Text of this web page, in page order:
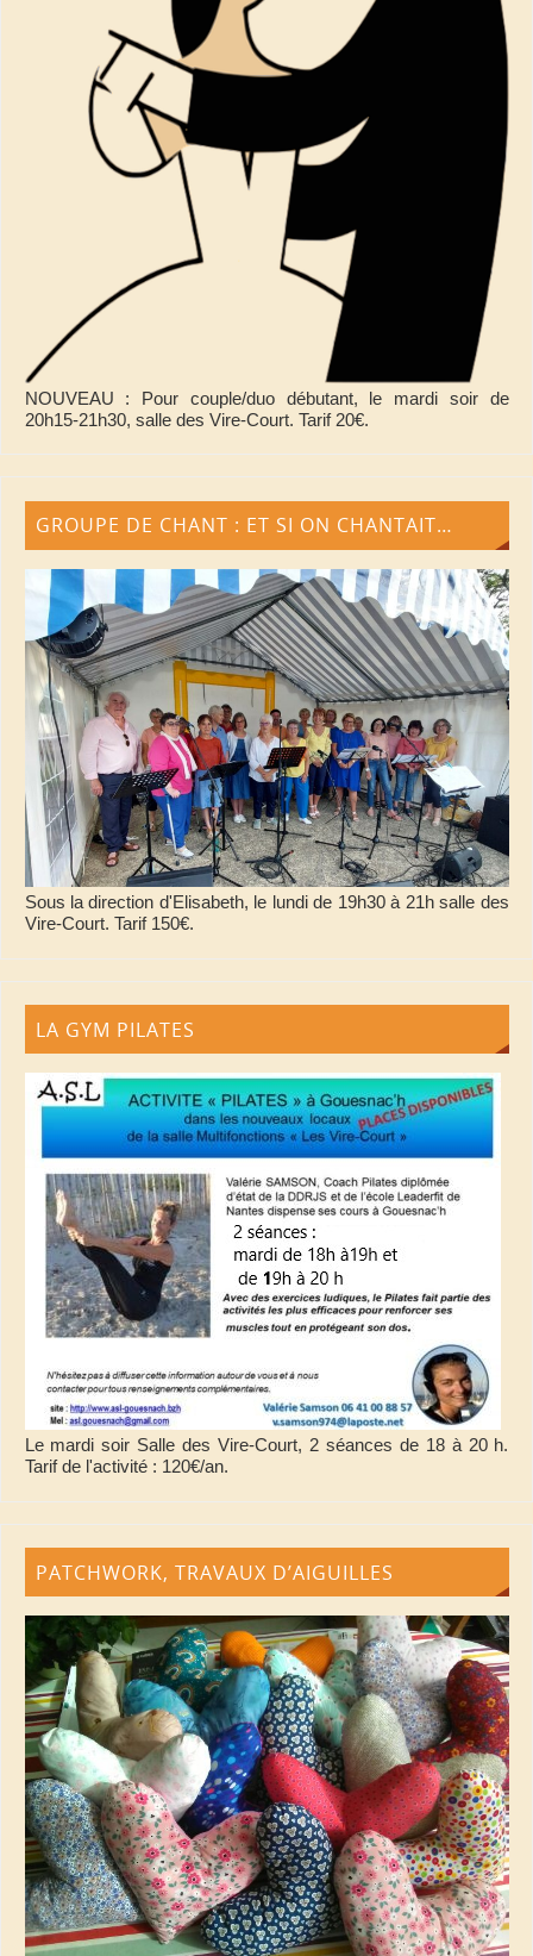
NOUVEAU : Pour couple/duo débutant, le mardi soir de
20h15-21h30, salle des Vire-Court. Tarif 20€.
GROUPE DE CHANT : ET SI ON CHANTAIT…
Sous la direction d'Elisabeth, le lundi de 19h30 à 21h salle des
Vire-Court. Tarif 150€.
LA GYM PILATES
Le mardi soir Salle des Vire-Court, 2 séances de 18 à 20 h.
Tarif de l'activité : 120€/an.
PATCHWORK, TRAVAUX D’AIGUILLES